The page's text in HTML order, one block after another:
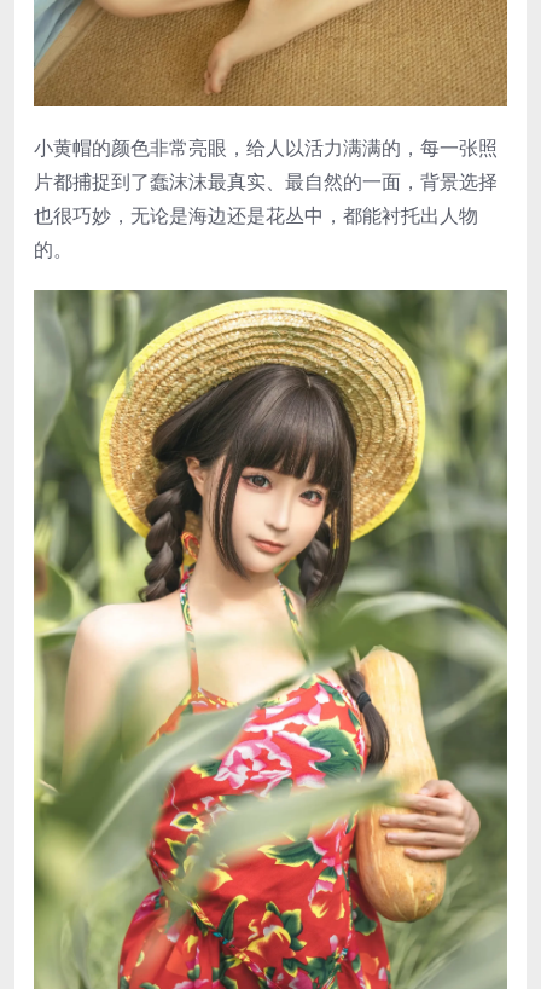
小黄帽的颜色非常亮眼，给人以活力满满的，每一张照
片都捕捉到了蠢沫沫最真实、最自然的一面，背景选择
也很巧妙，无论是海边还是花丛中，都能衬托出人物
的。